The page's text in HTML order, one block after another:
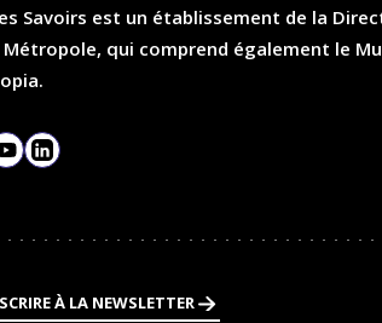
Savoirs est un établissement de la
qui comprend également le
YouTubeLinkedIn
À LA NEWSLETTER